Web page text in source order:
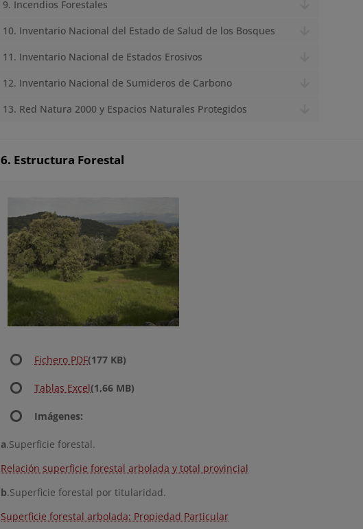
9. Incendios Forestales
10. Inventario Nacional del Estado de Salud de los Bosques
11. Inventario Nacional de Estados Erosivos
12. Inventario Nacional de Sumideros de Carbono
13. Red Natura 2000 y Espacios Naturales Protegidos
6. Estructura Forestal
Fichero PDF(177 KB)
Tablas Excel(1,66 MB)
Imágenes:
a.Superficie forestal.
Relación superficie forestal arbolada y total provincial
b.Superficie forestal por titularidad.
Superficie forestal arbolada: Propiedad Particular